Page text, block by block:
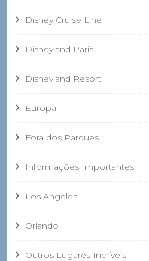
Disney Cruise Line
Disneyland Paris
Disneyland Resort
Europa
Fora dos Parques
Informações Importantes
Los Angeles
Orlando
Outros Lugares Incríveis